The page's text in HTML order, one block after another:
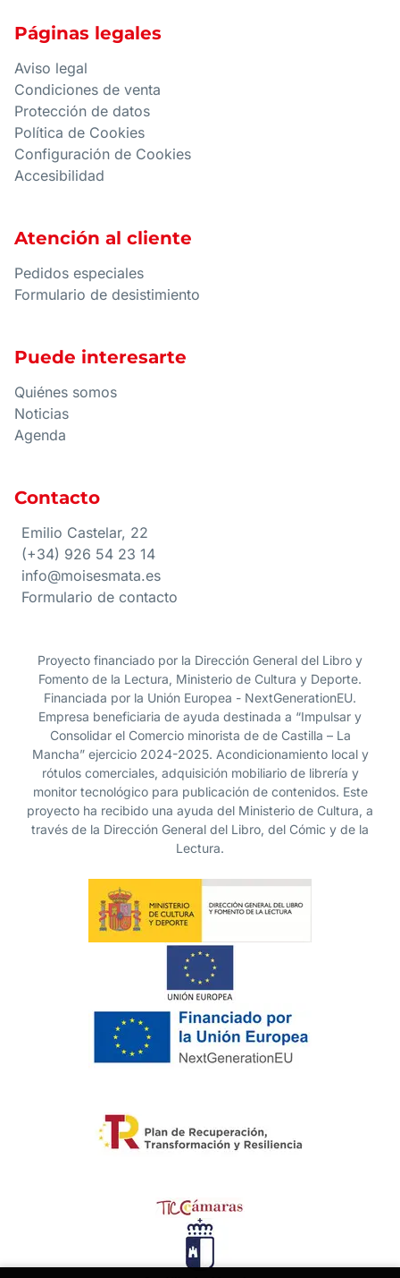
Páginas legales
Aviso legal
Condiciones de venta
Protección de datos
Política de Cookies
Configuración de Cookies
Accesibilidad
Atención al cliente
Pedidos especiales
Formulario de desistimiento
Puede interesarte
Quiénes somos
Noticias
Agenda
Contacto
Emilio Castelar, 22
(+34) 926 54 23 14
info@moisesmata.es
Formulario de contacto
Proyecto financiado por la Dirección General del Libro y
Fomento de la Lectura, Ministerio de Cultura y Deporte.
Financiada por la Unión Europea - NextGenerationEU.
Empresa beneficiaria de ayuda destinada a “Impulsar y
Consolidar el Comercio minorista de de Castilla – La
Mancha” ejercicio 2024-2025. Acondicionamiento local y
rótulos comerciales, adquisición mobiliario de librería y
monitor tecnológico para publicación de contenidos. Este
proyecto ha recibido una ayuda del Ministerio de Cultura, a
través de la Dirección General del Libro, del Cómic y de la
Lectura.